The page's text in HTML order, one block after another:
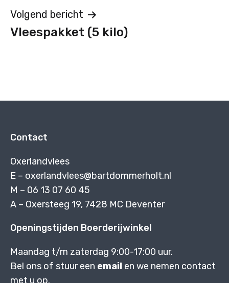
Volgend bericht
Vleespakket (5 kilo)
Contact
Oxerlandvlees
E – oxerlandvlees@bartdommerholt.nl
M – 06 13 07 60 45
A – Oxersteeg 19, 7428 MC Deventer
Openingstijden Boerderijwinkel
Maandag t/m zaterdag 9:00-17:00 uur.
Bel ons of stuur een email en we nemen contact
met u op.